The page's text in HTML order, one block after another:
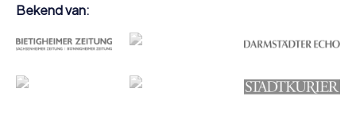
Bekend van: